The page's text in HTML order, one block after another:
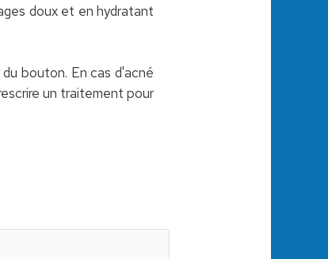
doux et en hydratant
bouton. En cas d'acné
un traitement pour